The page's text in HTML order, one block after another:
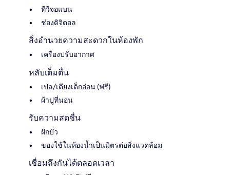
ทีวีจอแบน
ช่องดิจิตอล
สิ่งอำนวยความสะดวกในห้องพัก
เครื่องปรับอากาศ
หลับเต็มตื่น
เปล/เตียงเด็กอ่อน (ฟรี)
ผ้าปูที่นอน
รับความสดชื่น
ฝักบัว
ของใช้ในห้องน้ำเป็นมิตรต่อสิ่งแวดล้อม
เชื่อมถึงกันได้ตลอดเวลา